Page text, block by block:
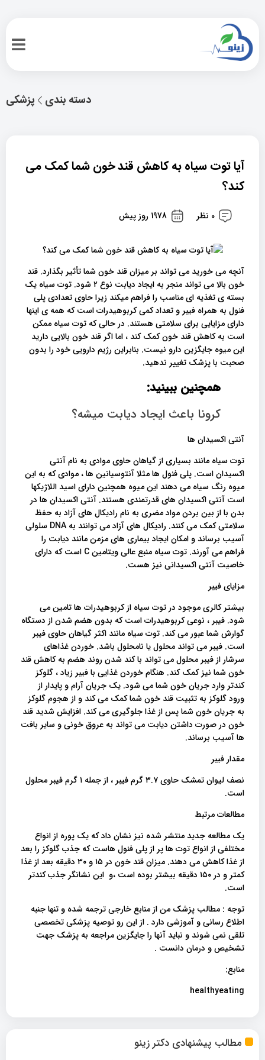
پزشکی دسته بندی
مطالب پیشنهادی دکتر زینو
آیا توت سیاه به کاهش قند خون شما کمک می
کند؟
0 نظر 1978 روز پیش
آنچه می خورید می تواند بر میزان قند خون شما تأثیر بگذارد. قند
خون بالا می تواند منجر به ایجاد دیابت نوع ۲ شود. توت سیاه یک
بسته ی تغذیه ای مناسب را فراهم میکند زیرا حاوی تعدادی پلی
فنول به همراه فیبر و تعداد کمی کربوهیدرات است که همه ی اینها
دارای مزایایی برای سلامتی هستند. در حالی که توت سیاه ممکن
است به کاهش قند خون کمک کند ، اما اگر قند خون بالایی دارید
این میوه جایگزین دارو نیست. بنابراین رژیم دارویی خود را بدون
صحبت با پزشک تغییر ندهید.
همچنین ببینید:
کرونا باعث ایجاد دیابت میشه؟
آنتی اکسیدان ها
توت سیاه مانند بسیاری از گیاهان حاوی موادی به نام آنتی
اکسیدان است. پلی فنول ها مثلا آنتوسیانین ها ، موادی که به این
میوه رنگ سیاه می دهند این میوه همچنین دارای اسید اللاژیکها
است آنتی اکسیدان های قدرتمندی هستند. آنتی اکسیدان ها در
بدن با از بین بردن مواد مضری به نام رادیکال های آزاد به حفظ
سلامتی کمک می کنند. رادیکال های آزاد می توانند به DNA سلولی
آسیب برساند و امکان ایجاد بیماری های مزمن مانند دیابت را
فراهم می آورند. توت سیاه منبع عالی ویتامین C است که دارای
خاصیت آنتی اکسیدانی نیز هست.
مزایای فیبر
بیشتر کالری موجود در توت سیاه از کربوهیدرات ها تامین می
شود. فیبر ، نوعی کربوهیدرات است که بدون هضم شدن از دستگاه
گوارش شما عبور می کند. توت سیاه مانند اکثر گیاهان حاوی فیبر
است. فیبر می تواند محلول یا نامحلول باشد. خوردن غذاهای
سرشار از فیبر محلول می تواند با کند شدن روند هضم به کاهش قند
خون شما نیز کمک کند. هنگام خوردن غذایی با فیبر زیاد ، گلوکز
کندتر وارد جریان خون شما می شود. یک جریان آرام و پایدار از
ورود گلوکز به تثبیت قند خون شما کمک می کند و از هجوم گلوکز
به جریان خون شما پس از غذا جلوگیری می کند. افزایش شدید قند
خون در صورت داشتن دیابت می تواند به عروق خونی و سایر بافت
ها آسیب برساند.
مقدار فیبر
نصف لیوان تمشک حاوی ۳.۷ گرم فیبر ، از جمله ۱ گرم فیبر محلول
است.
مطالعات مرتبط
یک مطالعه جدید منتشر شده نیز نشان داد که یک پوره از انواع
مختلفی از انواع توت ها پر از پلی فنول هاست که جذب گلوکز را بعد
از غذا کاهش می دهند. میزان قند خون در ۱۵ و ۳۰ دقیقه بعد از غذا
کمتر و در ۱۵۰ دقیقه بیشتر بوده است ،و این نشانگر جذب کندتر
است.
توجه : مطالب پزشک من از منابع خارجی ترجمه شده و تنها جنبه
اطلاع رسانی و آموزشی دارد . از این رو توصیه پزشکی تخصصی
تلقی نمی شوند و نباید آنها را جایگزین مراجعه به پزشک جهت
تشخیص و درمان دانست .
منابع:
healthyeating